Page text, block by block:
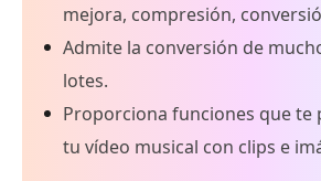
mejora, compresión,
Admite la conversión de
lotes.
Proporciona funciones que te
tu vídeo musical con clips e